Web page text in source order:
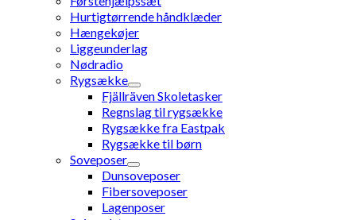
Hurtigtørrende håndklæder
Hængekøjer
Liggeunderlag
Nødradio
Rygsække
Fjällräven Skoletasker
Regnslag til rygsække
Rygsække fra Eastpak
Rygsække til børn
Soveposer
Dunsoveposer
Fibersoveposer
Lagenposer